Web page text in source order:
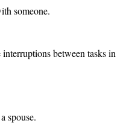
someone.
between tasks in
spouse.